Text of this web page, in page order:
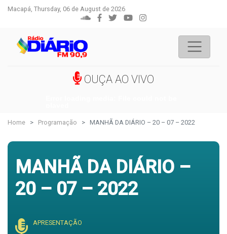
Macapá, Thursday, 06 de August de 2026
OUÇA AO VIVO
Home Programação MANHÃ DA DIÁRIO – 20 – 07 – 2022
MANHÃ DA DIÁRIO –
20 – 07 – 2022
APRESENTAÇÃO